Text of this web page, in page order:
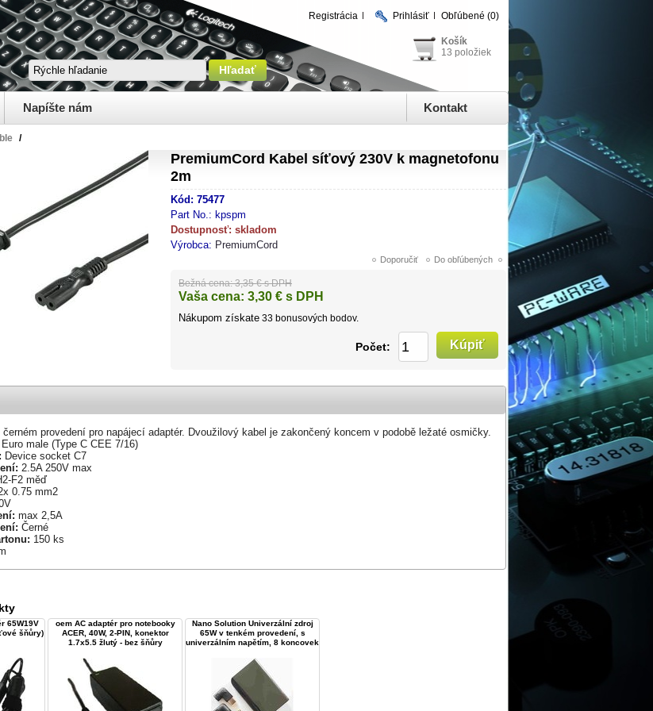
Registrácia Prihlásiť Obľúbené (0)
Košík
13 položiek
Napíšte nám Kontakt
/
PremiumCord Kabel síťový 230V k magnetofonu
2m
Kód: 75477
Part No.: kpspm
Dostupnosť: skladom
Výrobca: PremiumCord
Bežná cena: 3,35 € s DPH
Vaša cena: 3,30 € s DPH
Nákupom získate 33 bonusových bodov.
Počet:
provedení pro napájecí adaptér. Dvoužilový kabel je zakončený koncem v podobě ležaté osmičky.
Euro male (Type C CEE 7/16)
Device socket C7
2.5A 250V max
F2 měď
0.75 mm2
max 2,5A
Černé
150 ks
65W19V
šňůry)
oem AC adaptér pro notebooky
ACER, 40W, 2-PIN, konektor
1.7x5.5 žlutý - bez šňůry
Nano Solution Univerzální zdroj
65W v tenkém provedení, s
univerzálním napětím, 8 koncovek